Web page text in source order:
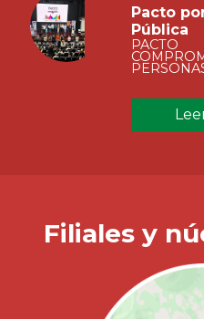
Pacto
Pública
Filiales y